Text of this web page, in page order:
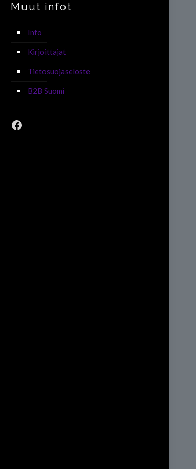
Muut infot
Info
Kirjoittajat
Tietosuojaseloste
B2B Suomi
Facebook